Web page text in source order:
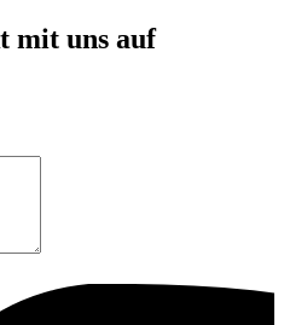
mit uns auf